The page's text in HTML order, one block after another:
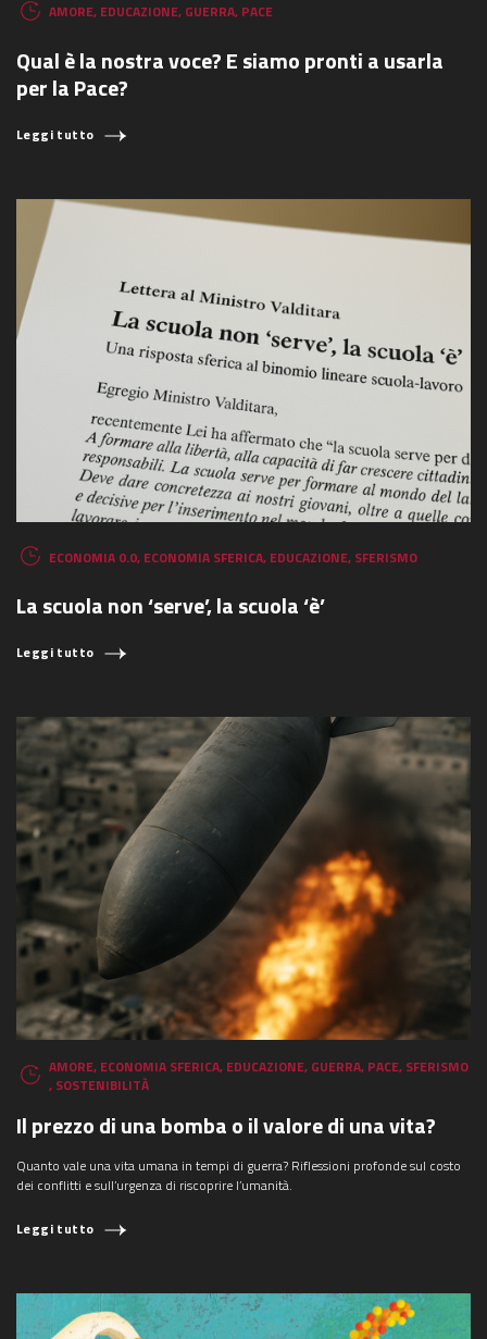
AMORE, EDUCAZIONE, GUERRA, PACE
Qual è la nostra voce? E siamo pronti a usarla
per la Pace?
Leggi tutto
ECONOMIA 0.0, ECONOMIA SFERICA, EDUCAZIONE, SFERISMO
La scuola non ‘serve’, la scuola ‘è’
Leggi tutto
AMORE, ECONOMIA SFERICA, EDUCAZIONE, GUERRA, PACE, SFERISMO
, SOSTENIBILITÀ
Il prezzo di una bomba o il valore di una vita?
Quanto vale una vita umana in tempi di guerra? Riflessioni profonde sul costo
dei conflitti e sull’urgenza di riscoprire l’umanità.
Leggi tutto
COSA STAI CERCANDO?